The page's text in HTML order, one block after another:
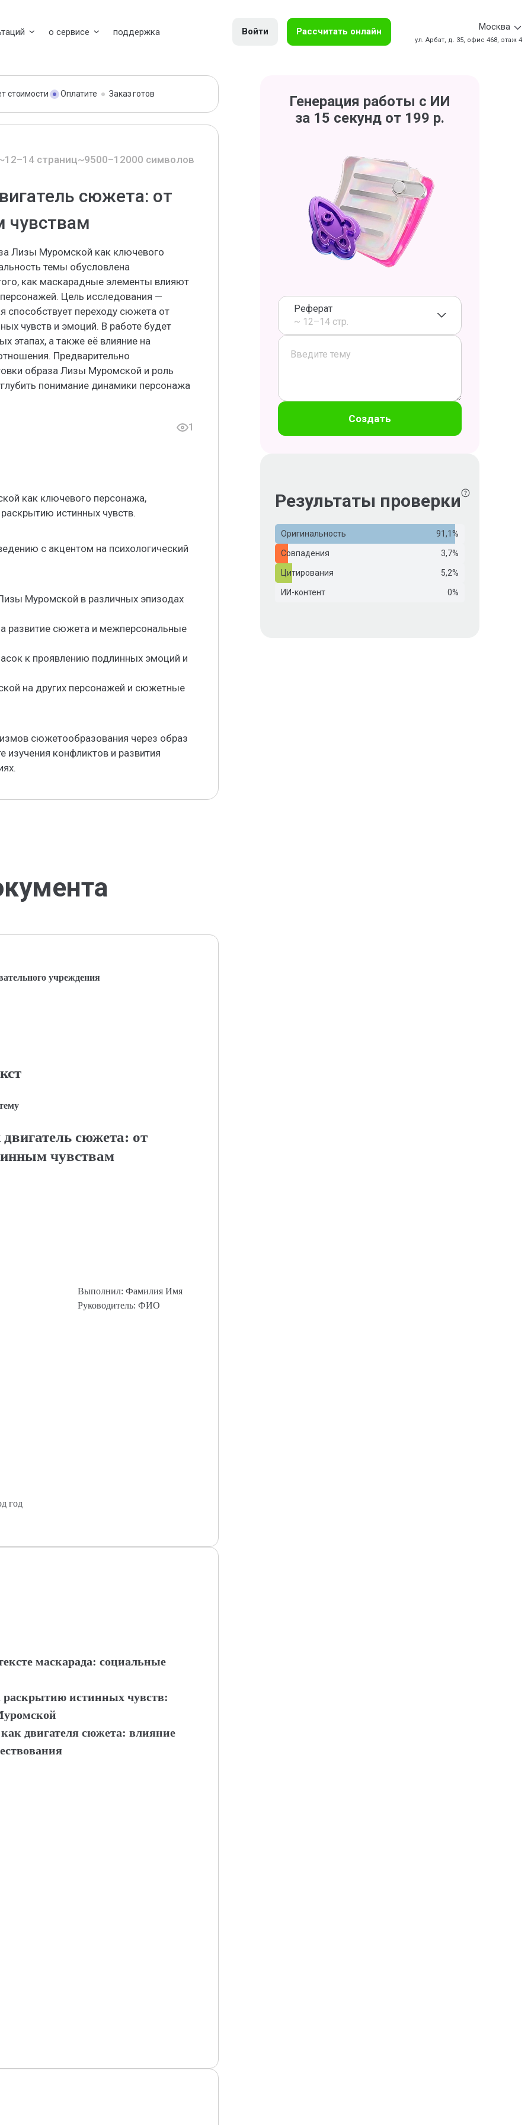
о сервисе поддержка Войти Рассчитать онлайн Москва
ул. Арбат, д. 35, офис 468, этаж 4
стоимости Оплатите Заказ готов
страниц~9500–12000 символов
сюжета: от
чувствам
Лизы Муромской как ключевого
темы обусловлена
как маскарадные элементы влияют
Цель исследования —
переходу сюжета от
чувств и эмоций. В работе будет
этапах, а также её влияние на
Предварительно
образа Лизы Муромской и роль
понимание динамики персонажа
1
как ключевого персонажа,
истинных чувств.
с акцентом на психологический
Муромской в различных эпизодах
развитие сюжета и межперсональные
к проявлению подлинных эмоций и
на других персонажей и сюжетные
сюжетообразования через образ
изучения конфликтов и развития
учреждения
сюжета: от
чувствам
Выполнил: Фамилия Имя
Руководитель: ФИО
год
маскарада: социальные
раскрытию истинных чувств:
двигателя сюжета: влияние
Генерация работы с ИИ
за 15 секунд от 199 р.
Реферат
~ 12–14 стр.
Создать
Результаты проверки
Оригинальность 91,1%
Совпадения 3,7%
Цитирования 5,2%
ИИ-контент 0%